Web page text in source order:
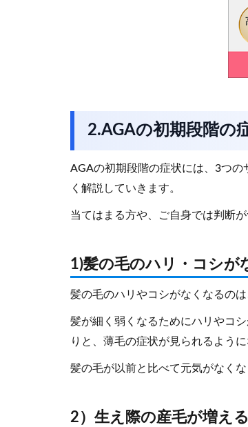
2.AGAの初期段階の
AGAの初期段階の症状には、3つ
く解説していきます。
当てはまる方や、ご自身では判断
1)髪の毛のハリ・コシが
髪の毛のハリやコシがなくなるの
髪が細く弱くなるためにハリやコ
りと、薄毛の症状が見られるように
髪の毛が以前と比べて元気がなく
2）生え際の産毛が増える